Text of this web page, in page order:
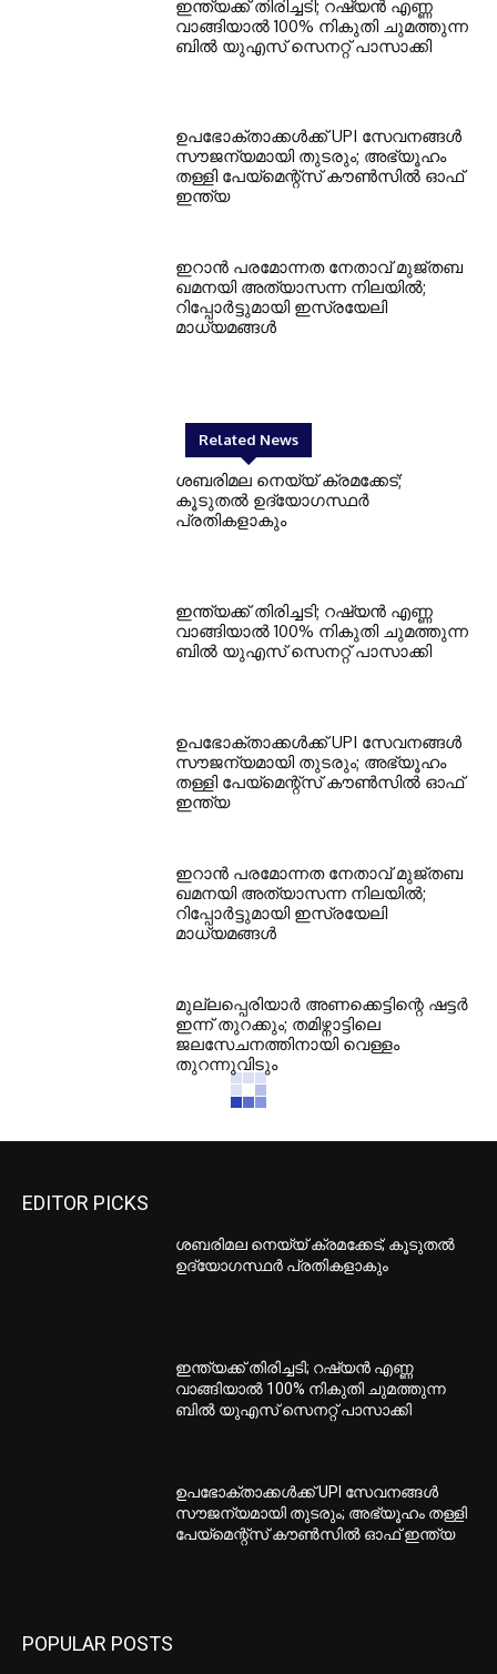
ഇന്ത്യക്ക് തിരിച്ചടി; റഷ്യന്‍ എണ്ണ
വാങ്ങിയാല്‍ 100% നികുതി ചുമത്തുന്ന
ബില്‍ യുഎസ് സെനറ്റ് പാസാക്കി
ഉപഭോക്താക്കള്‍ക്ക് UPI സേവനങ്ങള്‍
സൗജന്യമായി തുടരും; അഭ്യൂഹം
തള്ളി പേയ്മെന്റ്‌സ് കൗണ്‍സില്‍ ഓഫ്
ഇന്ത്യ
ഇറാന്‍ പരമോന്നത നേതാവ് മുജ്തബ
ഖമനയി അത്യാസന്ന നിലയില്‍;
റിപ്പോര്‍ട്ടുമായി ഇസ്രയേലി
മാധ്യമങ്ങള്‍
Related News
ശബരിമല നെയ്യ് ക്രമക്കേട്;
കൂടുതല്‍ ഉദ്യോഗസ്ഥര്‍
പ്രതികളാകും
ഇന്ത്യക്ക് തിരിച്ചടി; റഷ്യന്‍ എണ്ണ
വാങ്ങിയാല്‍ 100% നികുതി ചുമത്തുന്ന
ബില്‍ യുഎസ് സെനറ്റ് പാസാക്കി
ഉപഭോക്താക്കള്‍ക്ക് UPI സേവനങ്ങള്‍
സൗജന്യമായി തുടരും; അഭ്യൂഹം
തള്ളി പേയ്മെന്റ്‌സ് കൗണ്‍സില്‍ ഓഫ്
ഇന്ത്യ
ഇറാന്‍ പരമോന്നത നേതാവ് മുജ്തബ
ഖമനയി അത്യാസന്ന നിലയില്‍;
റിപ്പോര്‍ട്ടുമായി ഇസ്രയേലി
മാധ്യമങ്ങള്‍
മുല്ലപ്പെരിയാര്‍ അണക്കെട്ടിന്റെ ഷട്ടര്‍
ഇന്ന് തുറക്കും; തമിഴ്നാട്ടിലെ
ജലസേചനത്തിനായി വെള്ളം
തുറന്നുവിടും
EDITOR PICKS
ശബരിമല നെയ്യ് ക്രമക്കേട്; കൂടുതല്‍
ഉദ്യോഗസ്ഥര്‍ പ്രതികളാകും
ഇന്ത്യക്ക് തിരിച്ചടി; റഷ്യന്‍ എണ്ണ
വാങ്ങിയാല്‍ 100% നികുതി ചുമത്തുന്ന
ബില്‍ യുഎസ് സെനറ്റ് പാസാക്കി
ഉപഭോക്താക്കള്‍ക്ക് UPI സേവനങ്ങള്‍
സൗജന്യമായി തുടരും; അഭ്യൂഹം തള്ളി
പേയ്മെന്റ്‌സ് കൗണ്‍സില്‍ ഓഫ് ഇന്ത്യ
POPULAR POSTS